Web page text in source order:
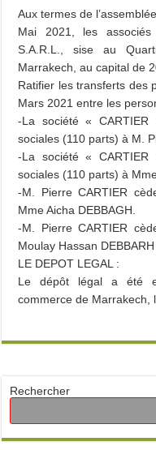
Aux termes de
Mai 2021, les
S.A.R.L., sise au
Marrakech, au capital de
Ratifier les transferts des
Mars 2021 entre les
-La société «
sociales (110 parts) à M.
-La société «
sociales (110 parts) à
-M. Pierre CARTIER
Mme Aicha DEBBAGH.
-M. Pierre CARTIER
Moulay Hassan DEBBARH
LE DEPOT LEGAL :
Le dépôt légal a été
commerce de Marrakech,
Rechercher